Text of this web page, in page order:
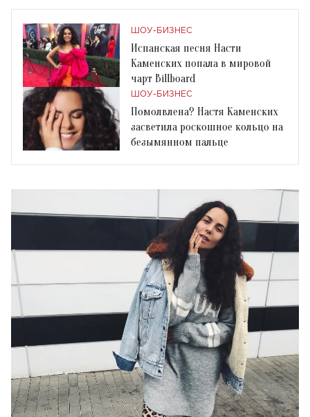
ШОУ-БИЗНЕС
Испанская песня Насти
Каменских попала в мировой
чарт Billboard
ШОУ-БИЗНЕС
Помолвлена? Настя Каменских
засветила роскошное кольцо на
безымянном пальце